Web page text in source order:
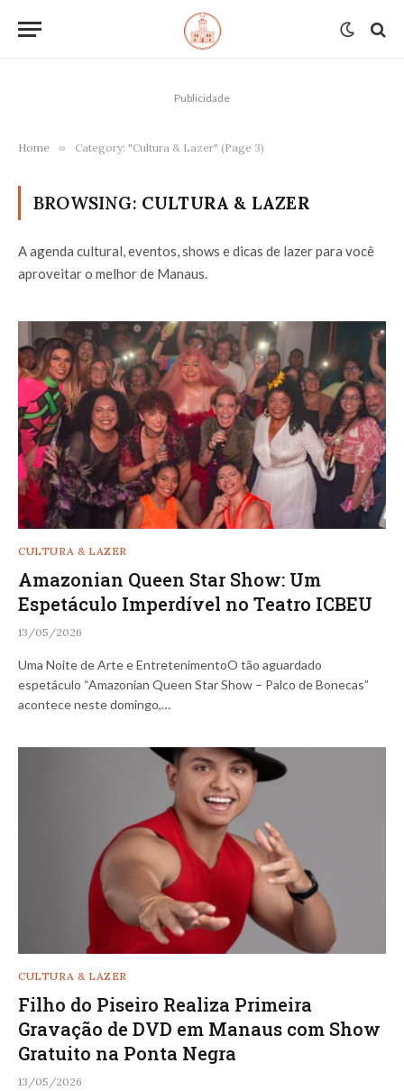
Publicidade
Home » Category: "Cultura & Lazer" (Page 3)
BROWSING: CULTURA & LAZER
A agenda cultural, eventos, shows e dicas de lazer para você
aproveitar o melhor de Manaus.
CULTURA & LAZER
Amazonian Queen Star Show: Um
Espetáculo Imperdível no Teatro ICBEU
13/05/2026
Uma Noite de Arte e EntretenimentoO tão aguardado
espetáculo “Amazonian Queen Star Show – Palco de Bonecas”
acontece neste domingo,…
CULTURA & LAZER
Filho do Piseiro Realiza Primeira
Gravação de DVD em Manaus com Show
Gratuito na Ponta Negra
13/05/2026